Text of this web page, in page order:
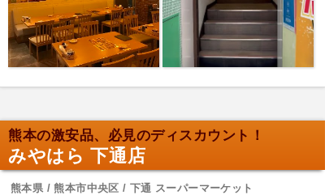
熊本の激安品、必見のディスカウント！
みやはら 下通店
熊本県 / 熊本市中央区 / 下通 スーパーマーケット